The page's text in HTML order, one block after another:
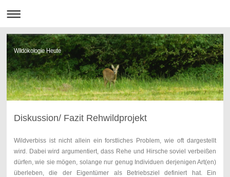
Wildökologie Heute
Diskussion/ Fazit Rehwildprojekt
Wildverbiss ist nicht allein ein forstliches Problem, wie oft dargestellt
wird. Dabei wird argumentiert, dass Rehe und Hirsche soviel verbeißen
dürfen, wie sie mögen, solange nur genug Individuen derjenigen Art(en)
überleben, die der Eigentümer als Betriebsziel definiert hat. Ein